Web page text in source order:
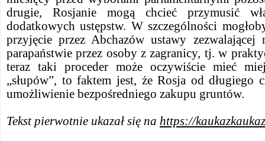
drugie, Rosjanie mogą chcieć przymusić
dodatkowych ustępstw. W szczególności
przyjęcie przez Abchazów ustawy
parapaństwie przez osoby z zagranicy, tj. w
teraz taki proceder może oczywiście mieć
„słupów”, to faktem jest, że Rosja od długiego
umożliwienie bezpośredniego zakupu gruntów.
Tekst pierwotnie ukazał się na https://